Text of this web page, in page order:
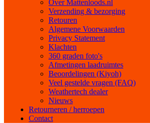
Over Mattenloods.nl
Verzending & bezorging
Retouren
Algemene Voorwaarden
Privacy Statement
Klachten
360 graden foto's
Afmetingen laadruimtes
Beoordelingen (Kiyoh)
Veel gestelde vragen (FAQ)
Weathertech dealer
Nieuws
Retourneren / herroepen
Contact